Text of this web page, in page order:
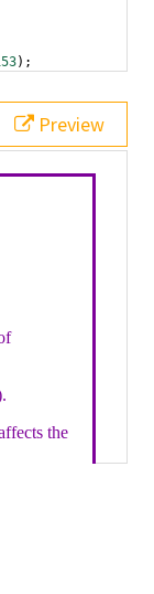
);
bottom ,
Preview